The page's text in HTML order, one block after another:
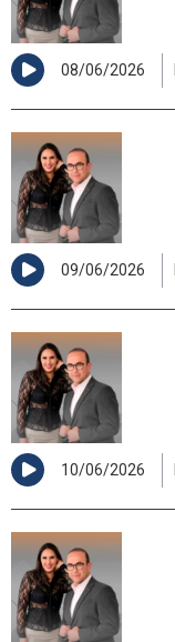
08/06/2026
09/06/2026
10/06/2026